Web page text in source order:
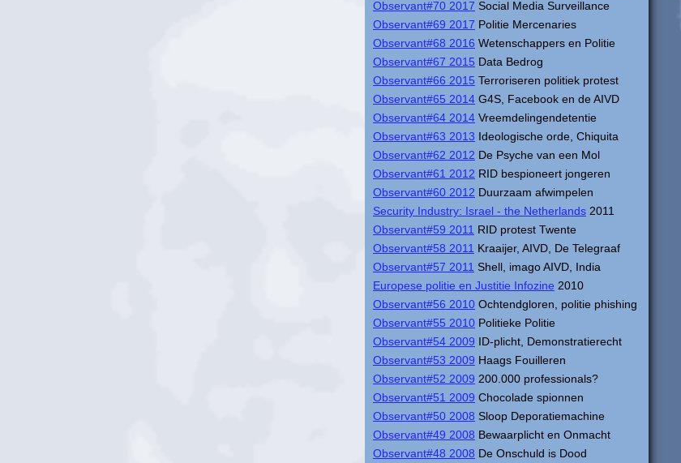
Observant#70 2017 Social Media Surveillance
Observant#69 2017 Politie Mercenaries
Observant#68 2016 Wetenschappers en Politie
Observant#67 2015 Data Bedrog
Observant#66 2015 Terroriseren politiek protest
Observant#65 2014 G4S, Facebook en de AIVD
Observant#64 2014 Vreemdelingendetentie
Observant#63 2013 Ideologische orde, Chiquita
Observant#62 2012 De Psyche van een Mol
Observant#61 2012 RID bespioneert jongeren
Observant#60 2012 Duurzaam afwimpelen
Security Industry: Israel - the Netherlands 2011
Observant#59 2011 RID protest Twente
Observant#58 2011 Kraaijer, AIVD, De Telegraaf
Observant#57 2011 Shell, imago AIVD, India
Europese politie en Justitie Infozine 2010
Observant#56 2010 Ochtendgloren, politie phishing
Observant#55 2010 Politieke Politie
Observant#54 2009 ID-plicht, Demonstratierecht
Observant#53 2009 Haags Fouilleren
Observant#52 2009 200.000 professionals?
Observant#51 2009 Chocolade spionnen
Observant#50 2008 Sloop Deporatiemachine
Observant#49 2008 Bewaarplicht en Onmacht
Observant#48 2008 De Onschuld is Dood